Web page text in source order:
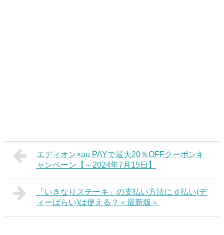
エディオン×au PAYで最大20％OFFクーポンキ
ャンペーン【～2024年7月15日】
「いきなりステーキ」の支払い方法にｄ払い(デ
ィーばらい)は使える？＜最新版＞